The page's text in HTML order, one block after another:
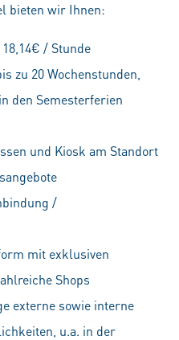
bieten wir Ihnen:
/ Stunde
zu 20 Wochenstunden,
den Semesterferien
und Kiosk am Standort
/
mit exklusiven
Shops
externe sowie interne
u.a. in der